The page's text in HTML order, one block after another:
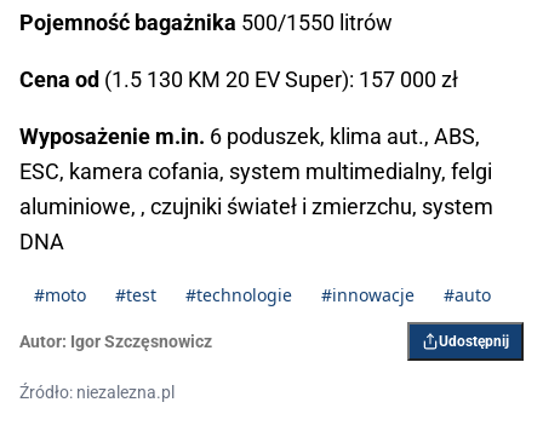
Pojemność bagażnika 500/1550 litrów
Cena od (1.5 130 KM 20 EV Super): 157 000 zł
Wyposażenie m.in. 6 poduszek, klima aut., ABS,
ESC, kamera cofania, system multimedialny, felgi
aluminiowe, , czujniki świateł i zmierzchu, system
DNA
#moto #test #technologie #innowacje #auto
Autor: Igor ­Szczęsnowicz Udostępnij
Źródło: niezalezna.pl